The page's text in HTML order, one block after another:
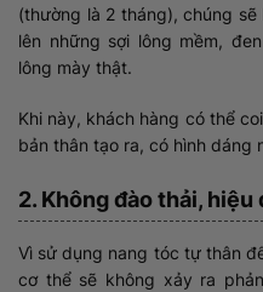
(thường là 2 tháng), chúng
lên những sợi lông mềm,
lông mày thật.
Khi này, khách hàng có thể
bản thân tạo ra, có hình dáng
2. Không đào thải,
Vì sử dụng nang tóc tự thân
cơ thể sẽ không xảy ra